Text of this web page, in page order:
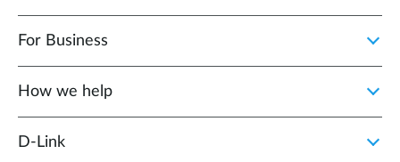
For Business
How we help
D‑Link